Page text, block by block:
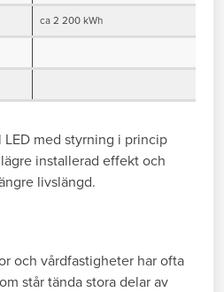
ca 2 200 kWh
med styrning i princip
installerad effekt och
livslängd.
och vårdfastigheter har ofta
står tända stora delar av